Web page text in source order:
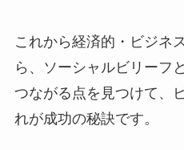
これから経済的・ビジネ
ら、ソーシャルビリーフ
つながる点を見つけて、
れが成功の秘訣です。